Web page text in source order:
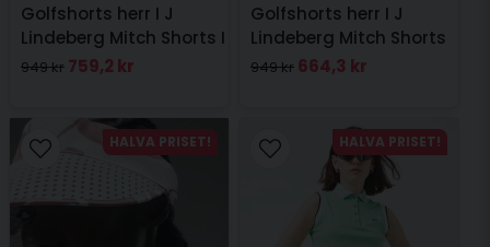
Golfshorts herr I J
Lindeberg Mitch Shorts I
Brindel
949 kr 759,2 kr
Golfshorts herr I J
Lindeberg Mitch Shorts
Estate Blue
949 kr 664,3 kr
HALVA PRISET! HALVA PRISET!